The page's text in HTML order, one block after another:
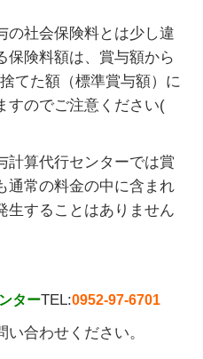
の社会保険料とは少し違
保険料額は、賞与額から
てた額（標準賞与額）に
すのでご注意ください(
計算代行センターでは賞
通常の料金の中に含まれ
生することはありません
ターTEL:0952-97-6701
合わせください。